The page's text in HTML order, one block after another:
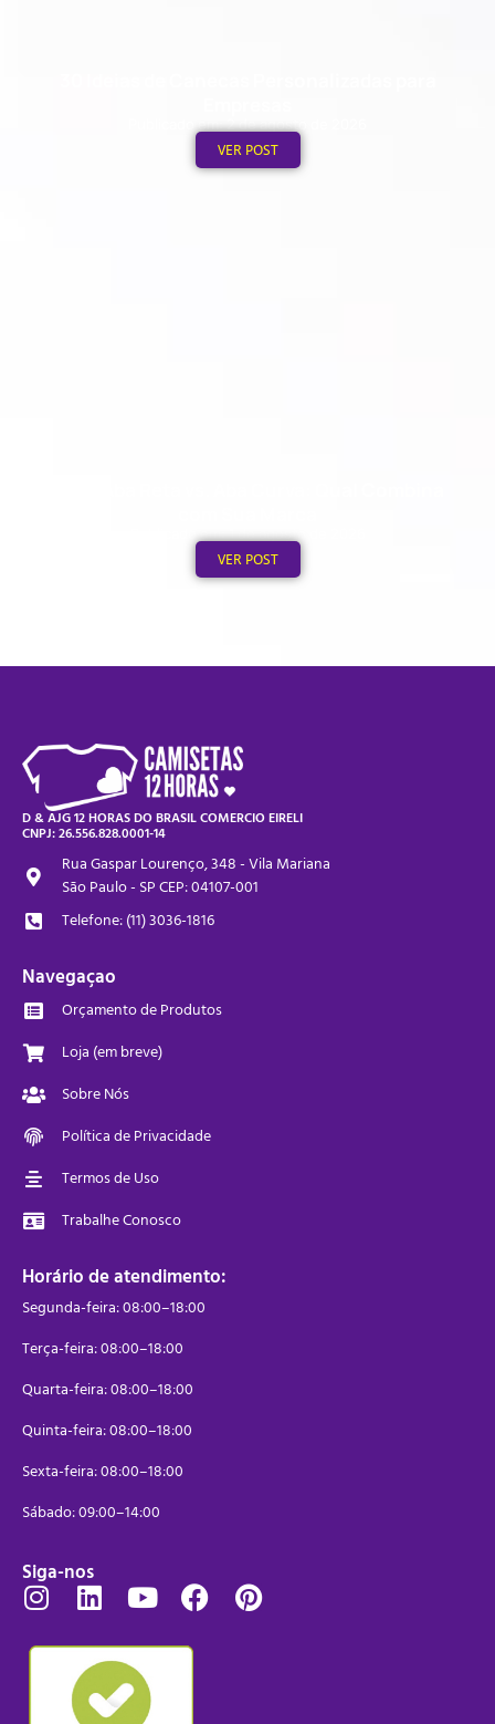
Publicado em: 2 de agosto de 2026
VER POST
Publicado em: 1 de agosto de 2026
VER POST
D & AJG 12 HORAS DO BRASIL COMERCIO EIRELI
CNPJ: 26.556.828.0001-14
Rua Gaspar Lourenço, 348 - Vila Mariana
São Paulo - SP CEP: 04107-001
Telefone: (11) 3036-1816
Navegaçao
Orçamento de Produtos
Loja (em breve)
Sobre Nós
Política de Privacidade
Termos de Uso
Trabalhe Conosco
Horário de atendimento:
Segunda-feira: 08:00–18:00
Terça-feira: 08:00–18:00
Quarta-feira: 08:00–18:00
Quinta-feira: 08:00–18:00
Sexta-feira: 08:00–18:00
Sábado: 09:00–14:00
Siga-nos